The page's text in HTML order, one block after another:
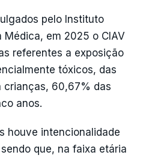
pelo Instituto
Médica, em 2025 o CIAV
referentes a exposição
tóxicos, das
crianças, 60,67% das
anos.
houve intencionalidade
que, na faixa etária